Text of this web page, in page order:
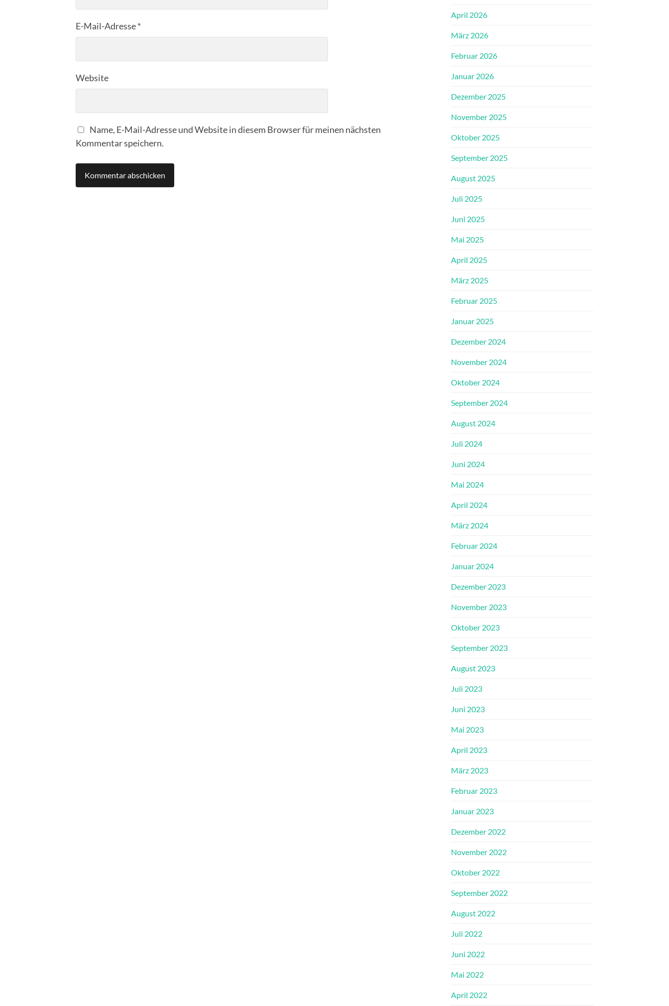
E-Mail-Adresse*
Website
Name, E-Mail-Adresse und Website in diesem Browser für meinen nächsten
Kommentar speichern.
April 2026
März 2026
Februar 2026
Januar 2026
Dezember 2025
November 2025
Oktober 2025
September 2025
August 2025
Juli 2025
Juni 2025
Mai 2025
April 2025
März 2025
Februar 2025
Januar 2025
Dezember 2024
November 2024
Oktober 2024
September 2024
August 2024
Juli 2024
Juni 2024
Mai 2024
April 2024
März 2024
Februar 2024
Januar 2024
Dezember 2023
November 2023
Oktober 2023
September 2023
August 2023
Juli 2023
Juni 2023
Mai 2023
April 2023
März 2023
Februar 2023
Januar 2023
Dezember 2022
November 2022
Oktober 2022
September 2022
August 2022
Juli 2022
Juni 2022
Mai 2022
April 2022